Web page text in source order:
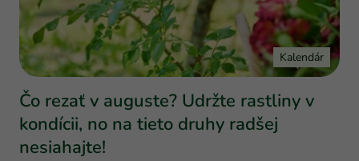
Kalendár
Čo rezať v auguste? Udržte rastliny v
kondícii, no na tieto druhy radšej
nesiahajte!